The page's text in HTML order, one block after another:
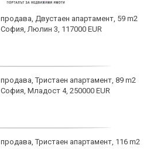
продава, Двустаен апартамент, 59 m2
София, Люлин 3, 117000 EUR
продава, Тристаен апартамент, 89 m2
София, Младост 4, 250000 EUR
продава, Тристаен апартамент, 116 m2